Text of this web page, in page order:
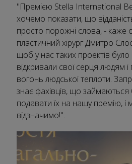
"Премією Stella International
хочемо показати, що
просто порожні слова, - каже
пластичний хірург Дмитро
щоб у нас таких проектів було
відкривали свої серця людям
вогонь людської теплоти.
знає фахівців, що займаються
подавати їх на нашу премію, і
відзначимо!".